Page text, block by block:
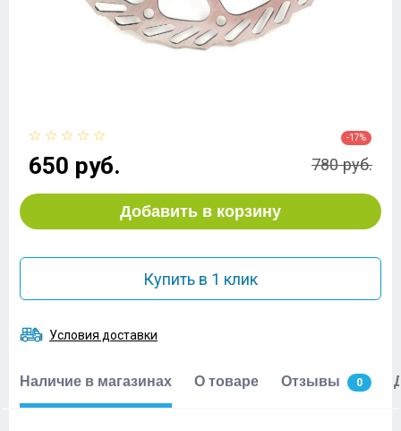
650 руб.
-17%
780 руб.
Добавить в корзину
Купить в 1 клик
Условия доставки
Наличие в магазинах О товаре Отзывы 0